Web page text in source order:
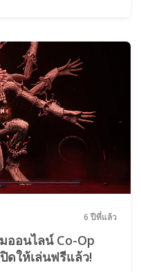
6 ปีที่แล้ว
ออนไลน์ Co-Op
ดให้เล่นฟรีแล้ว!